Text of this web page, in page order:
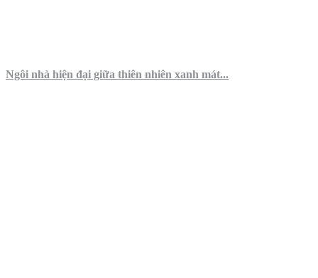
Ngôi nhà hiện đại giữa thiên nhiên xanh mát...